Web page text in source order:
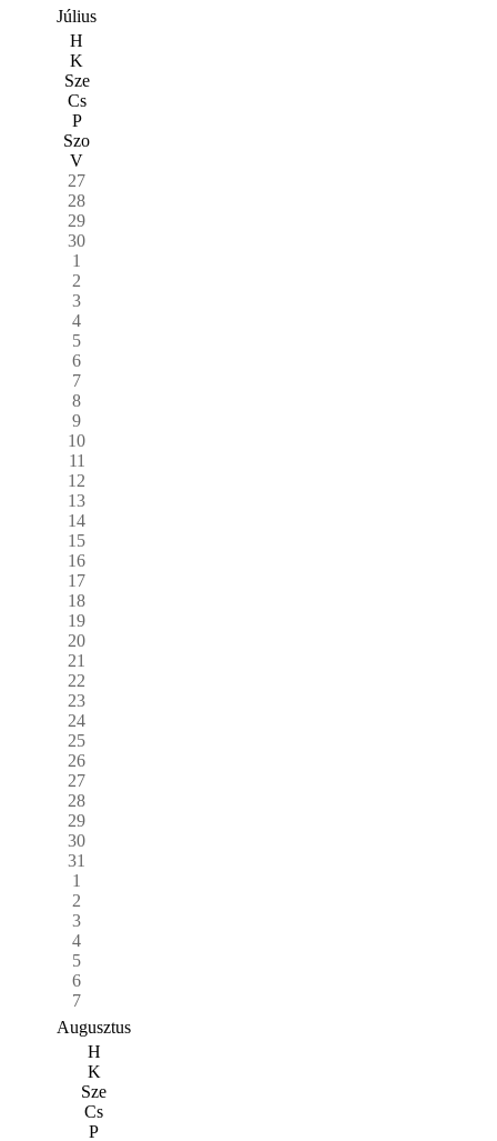
Július
H
K
Sze
Cs
P
Szo
V
27
28
29
30
1
2
3
4
5
6
7
8
9
10
11
12
13
14
15
16
17
18
19
20
21
22
23
24
25
26
27
28
29
30
31
1
2
3
4
5
6
7
Augusztus
H
K
Sze
Cs
P